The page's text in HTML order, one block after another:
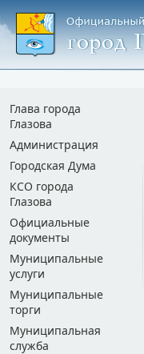
Глава города
Глазова
Администрация
Городская Дума
КСО города
Глазова
Официальные
документы
Муниципальные
услуги
Муниципальные
торги
Муниципальная
служба